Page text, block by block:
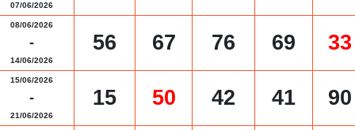
07/06/2026
08/06/2026
-
14/06/2026
56 67 76 69 33
15/06/2026
-
21/06/2026
15 50 42 41 90